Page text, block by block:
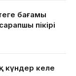
бағамы
пікірі
күндер келе